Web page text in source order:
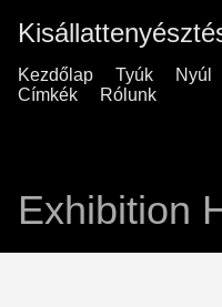
Kezdőlap Tyúk Nyúl
Címkék
Rólunk
Exhibition